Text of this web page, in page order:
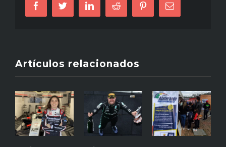
FIA
FacebookTwitterLinkedInReddit PinterestCorreo
Artículos relacionados